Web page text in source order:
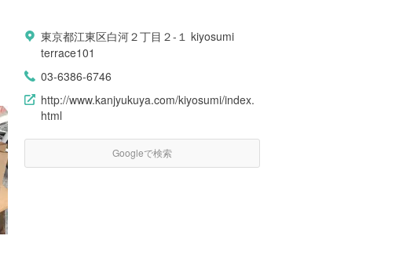
東京都江東区白河２丁目２-１ kiyosumi
terrace101
03-6386-6746
http://www.kanjyukuya.com/kiyosumi/index.
html
Googleで検索